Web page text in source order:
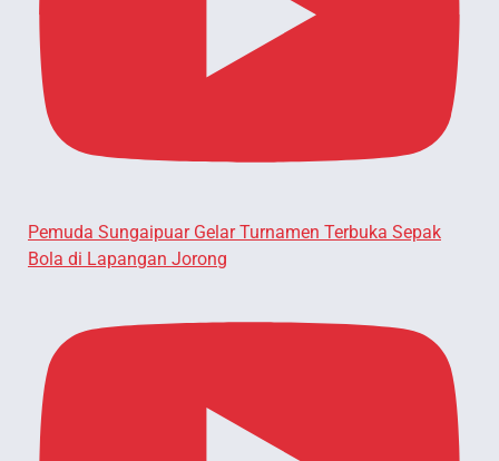
Pemuda Sungaipuar Gelar Turnamen Terbuka Sepak
Bola di Lapangan Jorong